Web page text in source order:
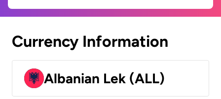
Currency Information
Albanian Lek (ALL)